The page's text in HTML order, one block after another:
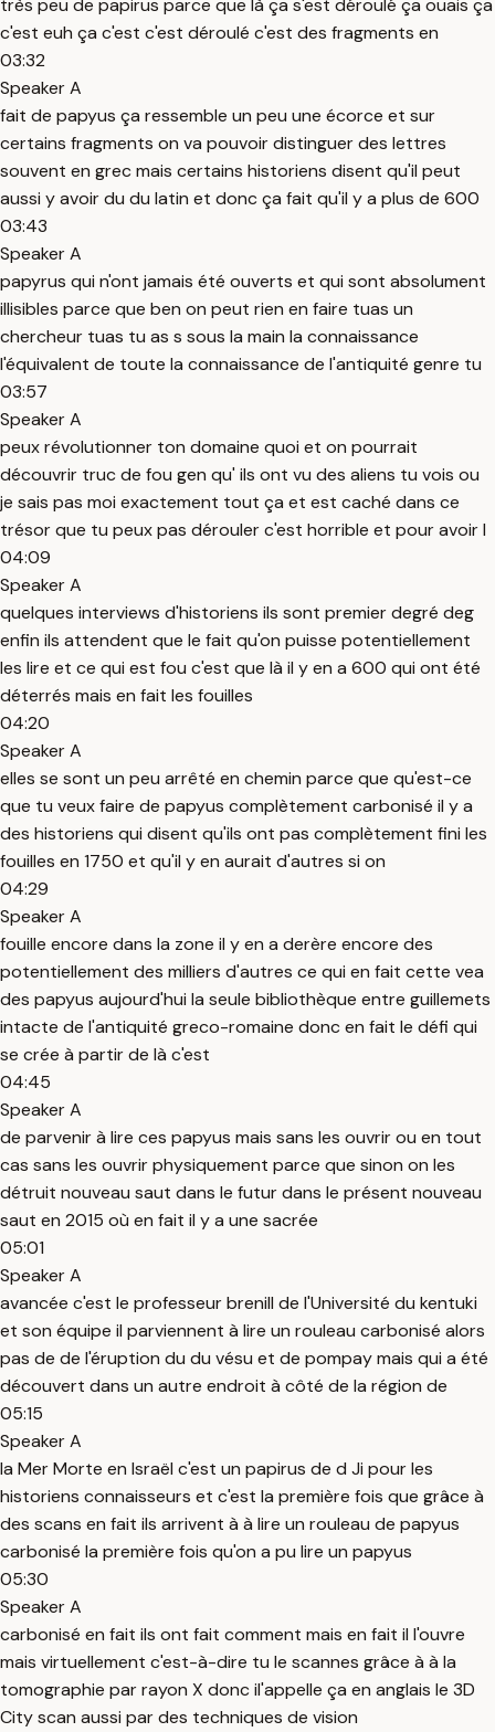
très peu de papirus parce que là ça s'est déroulé ça ouais ça
c'est euh ça c'est c'est déroulé c'est des fragments en
03:32
Speaker A
fait de papyus ça ressemble un peu une écorce et sur
certains fragments on va pouvoir distinguer des lettres
souvent en grec mais certains historiens disent qu'il peut
aussi y avoir du du latin et donc ça fait qu'il y a plus de 600
03:43
Speaker A
papyrus qui n'ont jamais été ouverts et qui sont absolument
illisibles parce que ben on peut rien en faire tuas un
chercheur tuas tu as s sous la main la connaissance
l'équivalent de toute la connaissance de l'antiquité genre tu
03:57
Speaker A
peux révolutionner ton domaine quoi et on pourrait
découvrir truc de fou gen qu' ils ont vu des aliens tu vois ou
je sais pas moi exactement tout ça et est caché dans ce
trésor que tu peux pas dérouler c'est horrible et pour avoir l
04:09
Speaker A
quelques interviews d'historiens ils sont premier degré deg
enfin ils attendent que le fait qu'on puisse potentiellement
les lire et ce qui est fou c'est que là il y en a 600 qui ont été
déterrés mais en fait les fouilles
04:20
Speaker A
elles se sont un peu arrêté en chemin parce que qu'est-ce
que tu veux faire de papyus complètement carbonisé il y a
des historiens qui disent qu'ils ont pas complètement fini les
fouilles en 1750 et qu'il y en aurait d'autres si on
04:29
Speaker A
fouille encore dans la zone il y en a derère encore des
potentiellement des milliers d'autres ce qui en fait cette vea
des papyus aujourd'hui la seule bibliothèque entre guillemets
intacte de l'antiquité greco-romaine donc en fait le défi qui
se crée à partir de là c'est
04:45
Speaker A
de parvenir à lire ces papyus mais sans les ouvrir ou en tout
cas sans les ouvrir physiquement parce que sinon on les
détruit nouveau saut dans le futur dans le présent nouveau
saut en 2015 où en fait il y a une sacrée
05:01
Speaker A
avancée c'est le professeur brenill de l'Université du kentuki
et son équipe il parviennent à lire un rouleau carbonisé alors
pas de de l'éruption du du vésu et de pompay mais qui a été
découvert dans un autre endroit à côté de la région de
05:15
Speaker A
la Mer Morte en Israël c'est un papirus de d Ji pour les
historiens connaisseurs et c'est la première fois que grâce à
des scans en fait ils arrivent à à lire un rouleau de papyus
carbonisé la première fois qu'on a pu lire un papyus
05:30
Speaker A
carbonisé en fait ils ont fait comment mais en fait il l'ouvre
mais virtuellement c'est-à-dire tu le scannes grâce à à la
tomographie par rayon X donc il'appelle ça en anglais le 3D
City scan aussi par des techniques de vision